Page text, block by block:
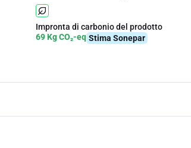
Impronta di carbonio del prodotto
69 Kg CO₂-eq Stima Sonepar